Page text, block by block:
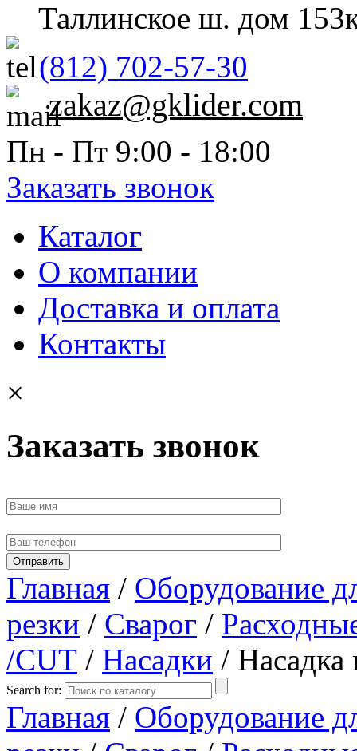
Таллинское ш. дом
(812) 702-57-30
zakaz@gklider.com
Пн - Пт 9:00 - 18:00
Заказать звонок
Каталог
О компании
Доставка и оплата
Контакты
×
Заказать звонок
Главная / Оборудование
резки / Сварог /
/CUT / Насадки / Насадка
Search for:
Главная / Оборудование